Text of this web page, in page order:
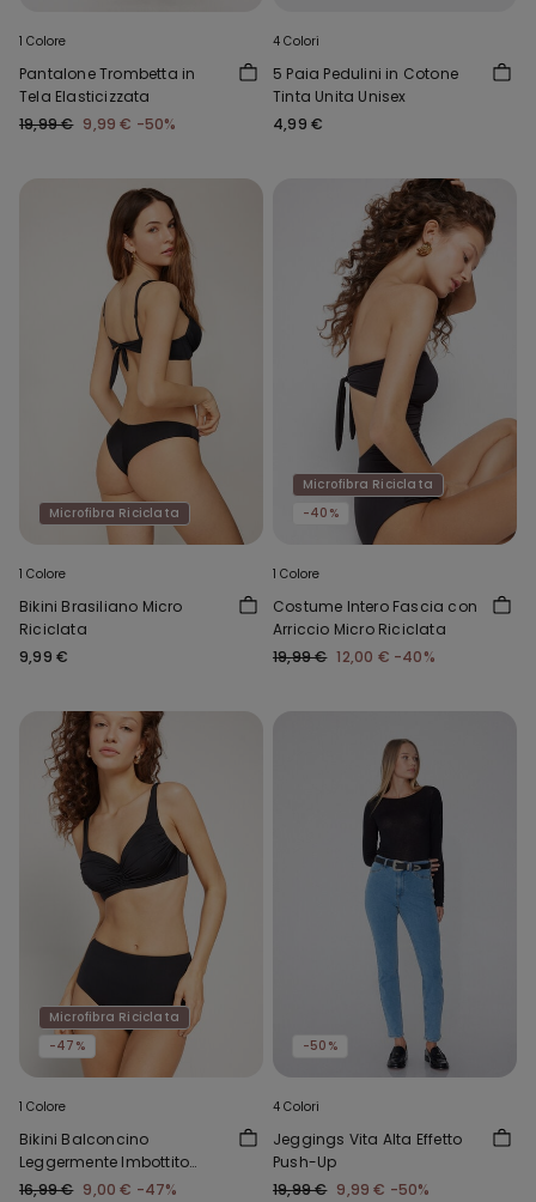
1 Colore
Pantalone Trombetta in
Tela Elasticizzata
19,99 € 9,99 € -50%
4 Colori
5 Paia Pedulini in Cotone
Tinta Unita Unisex
4,99 €
Microfibra Riciclata
1 Colore
Bikini Brasiliano Micro
Riciclata
9,99 €
Microfibra Riciclata
-40%
1 Colore
Costume Intero Fascia con
Arriccio Micro Riciclata
19,99 € 12,00 € -40%
Microfibra Riciclata
-47%
1 Colore
Bikini Balconcino
Leggermente Imbottito
Arriccio Riciclato
16,99 € 9,00 € -47%
-50%
4 Colori
Jeggings Vita Alta Effetto
Push-Up
19,99 € 9,99 € -50%